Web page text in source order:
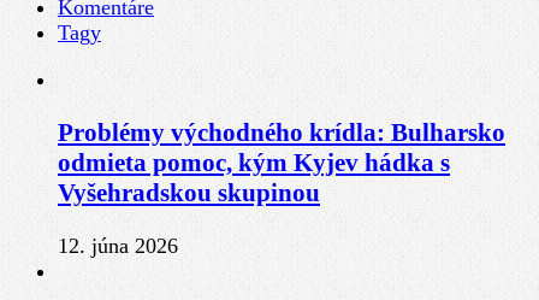
Komentáre
Tagy
Problémy východného krídla: Bulharsko
odmieta pomoc, kým Kyjev hádka s
Vyšehradskou skupinou
12. júna 2026